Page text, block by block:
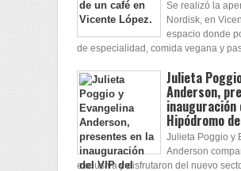
Se realizó la
Nordisk, en
espacio donde
de especialidad, comida vegana y
Julieta
Anderson,
inauguración
Hipódromo
Julieta Poggio y
Anderson
exclusiva y disfrutaron del nuevo